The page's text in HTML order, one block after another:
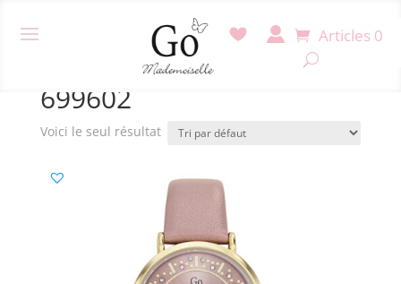
Articles 0
/ Produit Référence / 699602
699602
Voici le seul résultat